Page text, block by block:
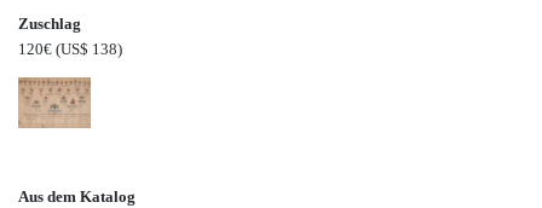
Zuschlag
120€ (US$ 138)
Aus dem Katalog